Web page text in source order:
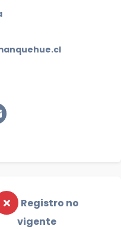
Registro no
vigente